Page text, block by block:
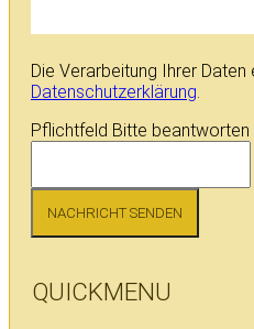
Die Verarbeitung Ihrer
Datenschutzerklärung.
Pflichtfeld Bitte beantworten
NACHRICHT SENDEN
QUICKMENU